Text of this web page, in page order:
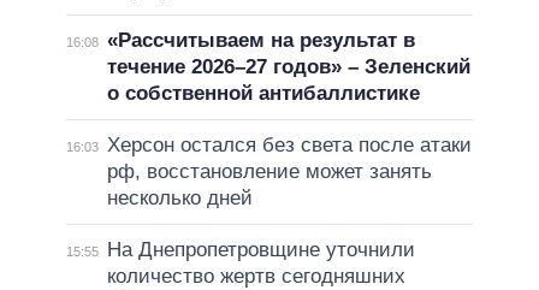
16:08 «Рассчитываем на результат в
течение 2026–27 годов» – Зеленский
о собственной антибаллистике
16:03 Херсон остался без света после атаки
рф, восстановление может занять
несколько дней
15:55
На Днепропетровщине уточнили
количество жертв сегодняшних